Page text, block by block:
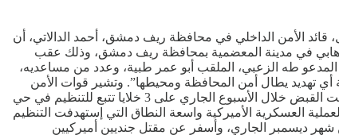
الأمن الداخلي في محافظة ريف دمشق، أحمد الدالاتي، أن
في مدينة المعضمية بمحافظة ريف دمشق، وذلك عقب
طه الزعبي، الملقب أبو عمر طبية، وعدد من مساعديه،
أي تهديد يطال أمن المحافظة ومحيطها”. وتشير قوات الأمن
السورية للمرة الأولى إلى أن عملية إلقاء القبض على القيادي في “داعش“، تمت بالتعاون مع التحالف الدولي. وكانت قوات الأمن السورية قد ألقت القبض خلال الأسبوع الجاري على 3 خلايا تتبع للتنظيم في حي
عقب مقتل 5 عناصر من “داعش”، من بينهم قيادي، في العملية العسكرية الأميركية واسعة النطاق التي إستهدفت التنظيم
الرئيس الأميركي، دونالد ترامب، قد توعد بشن ضربات، ردا على الهجوم الذي إستهدف قوات أميركية في مدينة تدمر يوم 13 من شهر ديسمبر الجاري، وأسفر عن مقتل جنديين أميركيين